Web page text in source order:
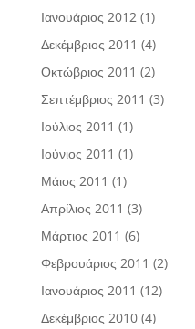
Ιανουάριος 2012(1)
Δεκέμβριος 2011 (4)
Οκτώβριος 2011 (2)
Σεπτέμβριος 2011 (3)
Ιούλιος 2011 (1)
Ιούνιος 2011 (1)
Μάιος 2011 (1)
Απρίλιος 2011 (3)
Μάρτιος 2011 (6)
Φεβρουάριος 2011 (2)
Ιανουάριος 2011 (12)
Δεκέμβριος 2010(4)